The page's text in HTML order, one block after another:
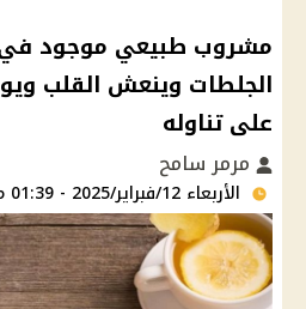
مشروب طبيعي موجود في
الجلطات وينعش القلب
على تناوله
مرمر سامح
الأربعاء 12/فبراير/2025 - 01:39 م